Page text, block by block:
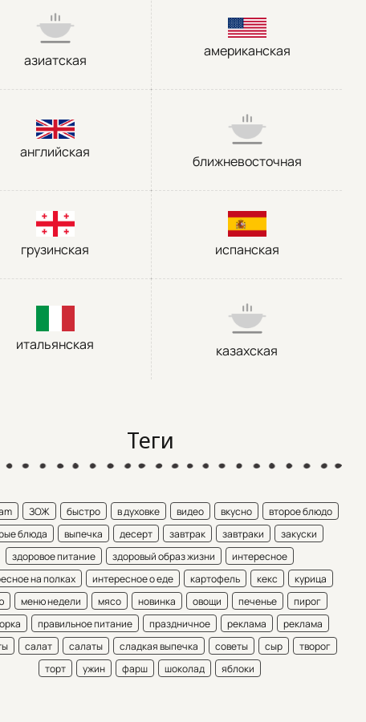
азиатская
американская
английская
ближневосточная
грузинская испанская
итальянская казахская
Теги
ЗОЖ быстро в духовке видео вкусно
второе блюдо
блюда
выпечка десерт завтрак завтраки
закуски
здоровое питание
здоровый образ жизни
интересное
на полках
интересное о еде картофель кекс
курица
меню недели мясо новинка овощи печенье
пирог
правильное питание праздничное реклама
реклама
салат салаты сладкая выпечка советы сыр
творог
торт
ужин фарш шоколад яблоки